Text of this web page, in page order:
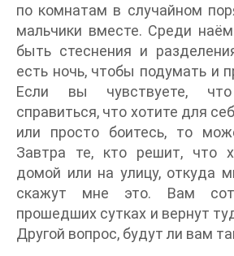
по комнатам в случайном
мальчики вместе. Среди
быть стеснения и
есть ночь, чтобы подумать и
Если вы чувствуете,
справиться, что хотите для
или просто боитесь, то
Завтра те, кто решит, что
домой или на улицу, откуда
скажут мне это. Вам
прошедших сутках и вернут
Другой вопрос, будут ли вам